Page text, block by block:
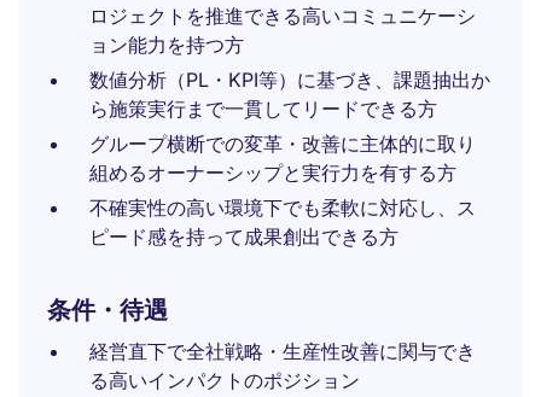
ロジェクトを推進できる高いコミュニケーシ
ョン能力を持つ方
数値分析（PL・KPI等）に基づき、課題抽出か
ら施策実行まで一貫してリードできる方
グループ横断での変革・改善に主体的に取り
組めるオーナーシップと実行力を有する方
不確実性の高い環境下でも柔軟に対応し、ス
ピード感を持って成果創出できる方
条件・待遇
経営直下で全社戦略・生産性改善に関与でき
る高いインパクトのポジション